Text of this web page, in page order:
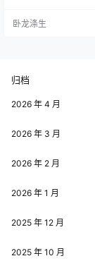
卧龙涤生
归档
2026 年 4 月
2026 年 3 月
2026 年 2 月
2026 年 1 月
2025 年 12 月
2025 年 10 月